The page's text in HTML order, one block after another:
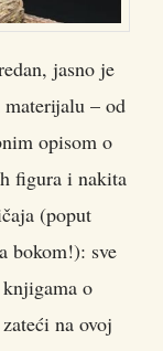
jasno je
materijalu – od
opisom o
figura i nakita
(poput
bokom!): sve
o
na ovoj